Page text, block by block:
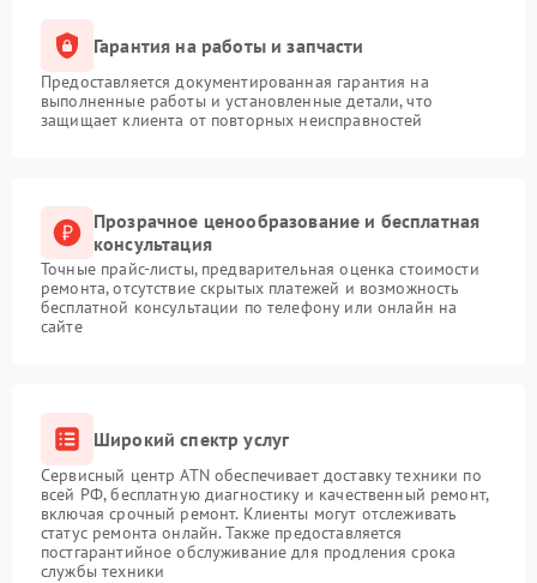
Гарантия на работы и запчасти
Предоставляется документированная гарантия на
выполненные работы и установленные детали, что
защищает клиента от повторных неисправностей
Прозрачное ценообразование и бесплатная
консультация
Точные прайс-листы, предварительная оценка стоимости
ремонта, отсутствие скрытых платежей и возможность
бесплатной консультации по телефону или онлайн на
сайте
Широкий спектр услуг
Сервисный центр ATN обеспечивает доставку техники по
всей РФ, бесплатную диагностику и качественный ремонт,
включая срочный ремонт. Клиенты могут отслеживать
статус ремонта онлайн. Также предоставляется
постгарантийное обслуживание для продления срока
службы техники